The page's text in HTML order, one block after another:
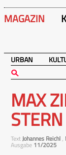
MAGAZIN
URBAN
MAX
TextJohannes Reichl,
Ausgabe 11/2025